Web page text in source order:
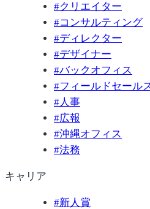
#クリエイター
#コンサルティング
#ディレクター
#デザイナー
#バックオフィス
#フィールドセール
#人事
#広報
#沖縄オフィス
#法務
キャリア
#新人賞